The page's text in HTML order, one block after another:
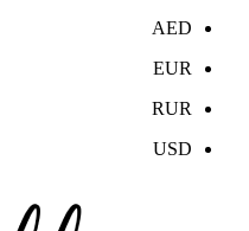
AED
EUR
RUR
USD